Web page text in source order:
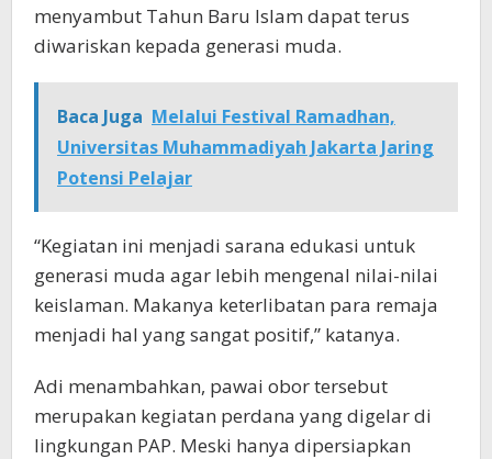
menyambut Tahun Baru Islam dapat terus
diwariskan kepada generasi muda.
Baca Juga Melalui Festival Ramadhan,
Universitas Muhammadiyah Jakarta Jaring
Potensi Pelajar
“Kegiatan ini menjadi sarana edukasi untuk
generasi muda agar lebih mengenal nilai-nilai
keislaman. Makanya keterlibatan para remaja
menjadi hal yang sangat positif,” katanya.
Adi menambahkan, pawai obor tersebut
merupakan kegiatan perdana yang digelar di
lingkungan PAP. Meski hanya dipersiapkan